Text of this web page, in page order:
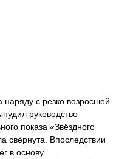
с резко возросшей
руководство
показа «Звёздного
свёрнута. Впоследствии
в основу